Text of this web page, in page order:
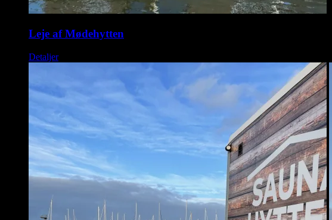
Leje af Mødehytten
Detaljer